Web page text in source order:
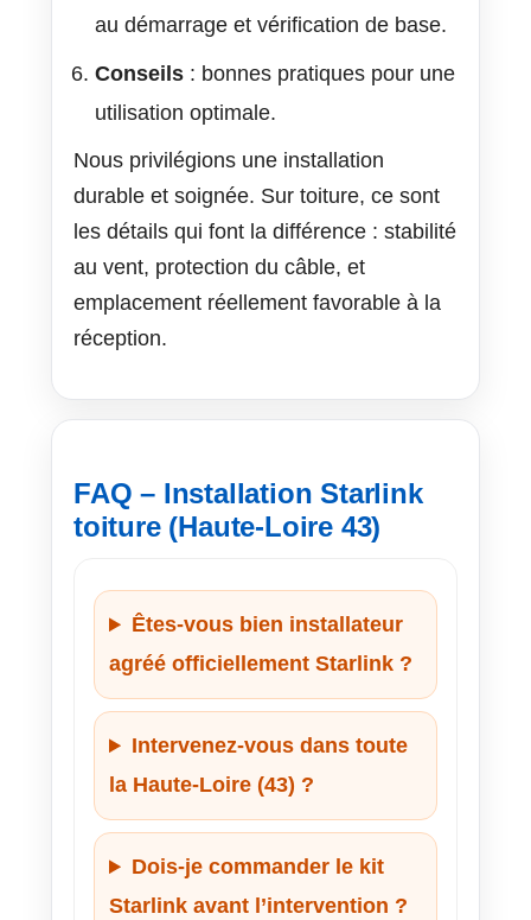
au démarrage et vérification de base.
Conseils : bonnes pratiques pour une
utilisation optimale.
Nous privilégions une installation
durable et soignée. Sur toiture, ce sont
les détails qui font la différence : stabilité
au vent, protection du câble, et
emplacement réellement favorable à la
réception.
FAQ – Installation Starlink
toiture (Haute-Loire 43)
Êtes-vous bien installateur
agréé officiellement Starlink ?
Intervenez-vous dans toute
la Haute-Loire (43) ?
Dois-je commander le kit
Starlink avant l’intervention ?